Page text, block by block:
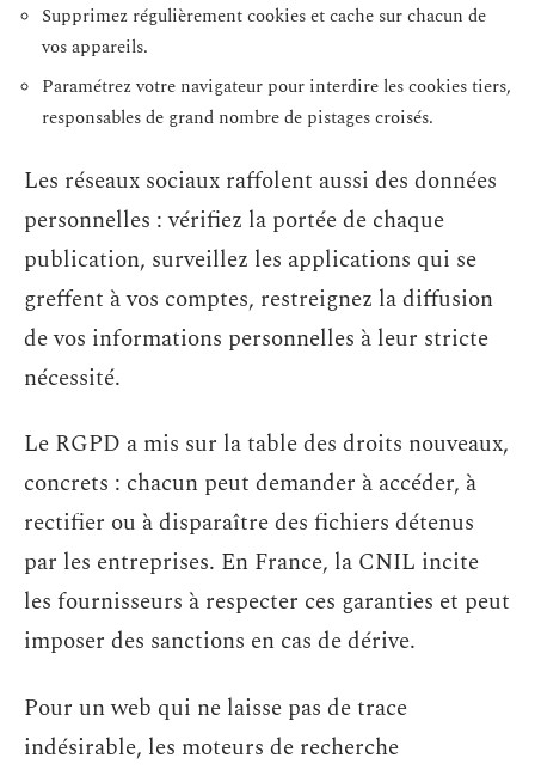
Supprimez régulièrement cookies et cache sur chacun de
vos appareils.
Paramétrez votre navigateur pour interdire les cookies tiers,
responsables de grand nombre de pistages croisés.
Les réseaux sociaux raffolent aussi des données
personnelles : vérifiez la portée de chaque
publication, surveillez les applications qui se
greffent à vos comptes, restreignez la diffusion
de vos informations personnelles à leur stricte
nécessité.
Le RGPD a mis sur la table des droits nouveaux,
concrets : chacun peut demander à accéder, à
rectifier ou à disparaître des fichiers détenus
par les entreprises. En France, la CNIL incite
les fournisseurs à respecter ces garanties et peut
imposer des sanctions en cas de dérive.
Pour un web qui ne laisse pas de trace
indésirable, les moteurs de recherche